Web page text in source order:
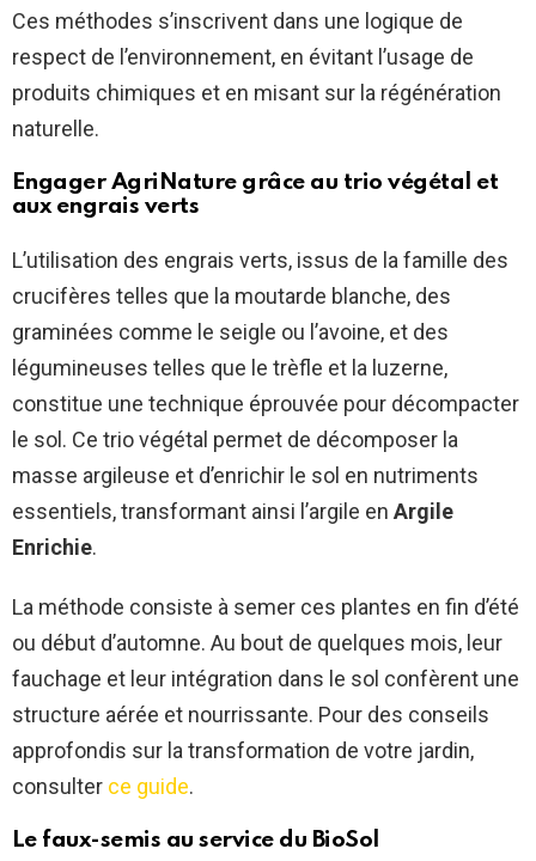
Ces méthodes s’inscrivent dans une logique de
respect de l’environnement, en évitant l’usage de
produits chimiques et en misant sur la régénération
naturelle.
Engager AgriNature grâce au trio végétal et
aux engrais verts
L’utilisation des engrais verts, issus de la famille des
crucifères telles que la moutarde blanche, des
graminées comme le seigle ou l’avoine, et des
légumineuses telles que le trèfle et la luzerne,
constitue une technique éprouvée pour décompacter
le sol. Ce trio végétal permet de décomposer la
masse argileuse et d’enrichir le sol en nutriments
essentiels, transformant ainsi l’argile en Argile
Enrichie.
La méthode consiste à semer ces plantes en fin d’été
ou début d’automne. Au bout de quelques mois, leur
fauchage et leur intégration dans le sol confèrent une
structure aérée et nourrissante. Pour des conseils
approfondis sur la transformation de votre jardin,
consulter ce guide.
Le faux-semis au service du BioSol